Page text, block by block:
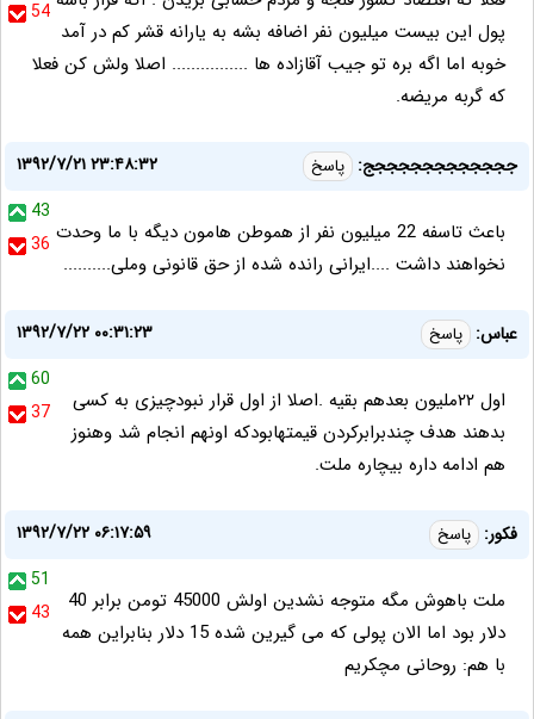
54
پول این بیست میلیون نفر اضافه بشه به یارانه قشر کم در آمد
خوبه اما اگه بره تو جیب آقازاده ها ................ اصلا ولش کن فعلا
که گربه مریضه.
ججججججججججججج: پاسخ
۱۳۹۲/۷/۲۱ ۲۳:۴۸:۳۲
43
36 باعث تاسفه 22 میلیون نفر از هموطن هامون دیگه با ما وحدت
نخواهند داشت ....ایرانی رانده شده از حق قانونی وملی..........
عباس: پاسخ
۱۳۹۲/۷/۲۲ ۰۰:۳۱:۲۳
60
37
اول ۲۲ملیون بعدهم بقیه .اصلا از اول قرار نبودچیزی به کسی
بدهند هدف چندبرابرکردن قیمتهابودکه اونهم انجام شد وهنوز
هم ادامه داره بیچاره ملت.
فکور: پاسخ
۱۳۹۲/۷/۲۲ ۰۶:۱۷:۵۹
51
43
ملت باهوش مگه متوجه نشدین اولش 45000 تومن برابر 40
دلار بود اما الان پولی که می گیرین شده 15 دلار بنابراین همه
با هم: روحانی مچکریم